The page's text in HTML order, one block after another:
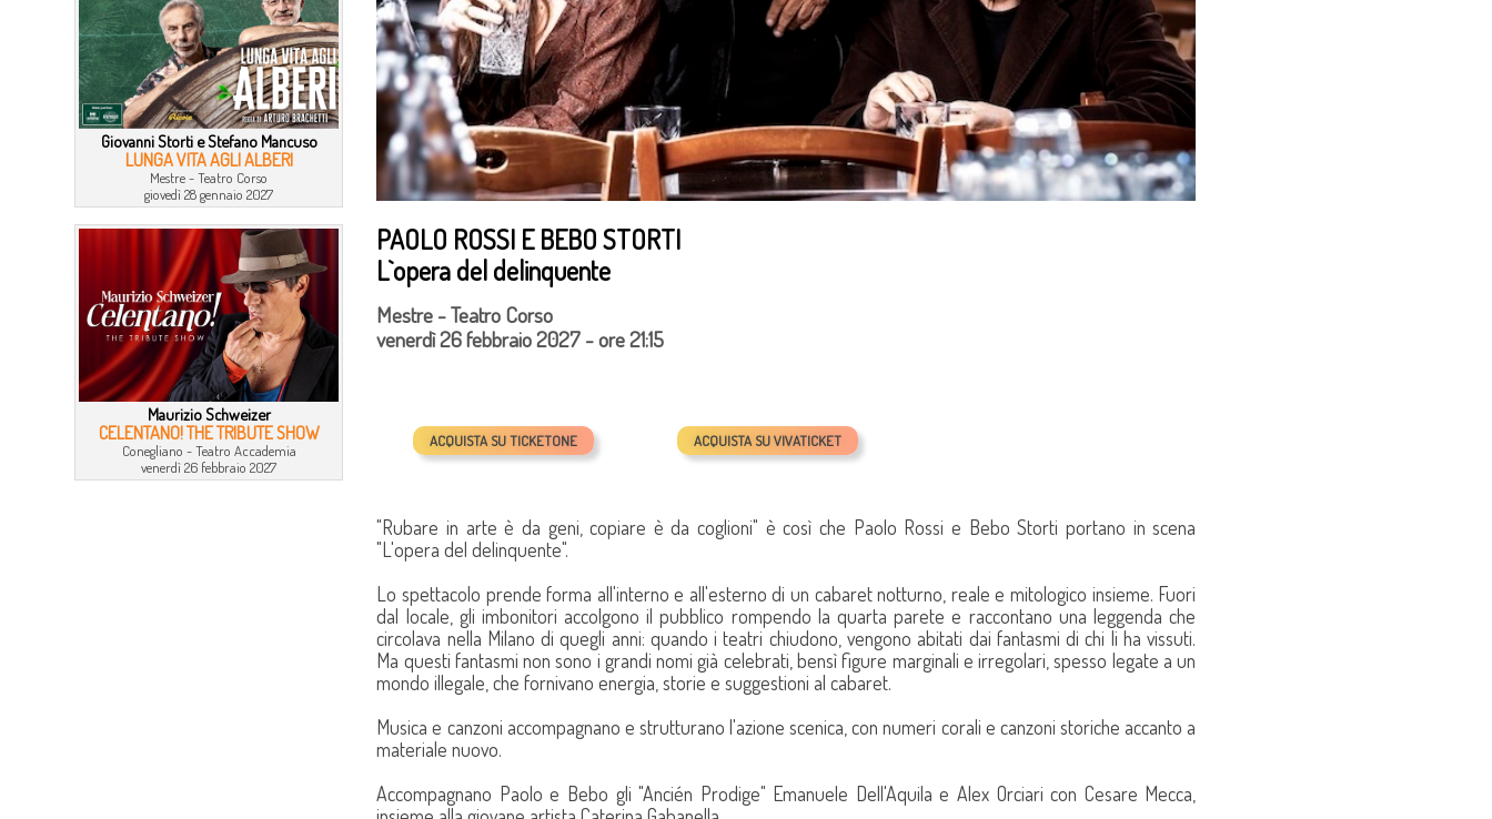
Giovanni Storti e Stefano Mancuso
LUNGA VITA AGLI ALBERI
Mestre - Teatro Corso
giovedì 28 gennaio 2027
Maurizio Schweizer
CELENTANO! THE TRIBUTE SHOW
Conegliano - Teatro Accademia
venerdì 26 febbraio 2027
PAOLO ROSSI E BEBO STORTI
L`opera del delinquente
Mestre - Teatro Corso
venerdì 26 febbraio 2027 - ore 21:15
ACQUISTA SU TICKETONE ACQUISTA SU VIVATICKET
"Rubare in arte è da geni, copiare è da coglioni" è così che Paolo Rossi e Bebo Storti portano in scena
"L'opera del delinquente".
Lo spettacolo prende forma all'interno e all'esterno di un cabaret notturno, reale e mitologico insieme. Fuori
dal locale, gli imbonitori accolgono il pubblico rompendo la quarta parete e raccontano una leggenda che
circolava nella Milano di quegli anni: quando i teatri chiudono, vengono abitati dai fantasmi di chi li ha vissuti.
Ma questi fantasmi non sono i grandi nomi già celebrati, bensì figure marginali e irregolari, spesso legate a un
mondo illegale, che fornivano energia, storie e suggestioni al cabaret.
Musica e canzoni accompagnano e strutturano l'azione scenica, con numeri corali e canzoni storiche accanto a
materiale nuovo.
Accompagnano Paolo e Bebo gli "Ancién Prodige" Emanuele Dell'Aquila e Alex Orciari con Cesare Mecca,